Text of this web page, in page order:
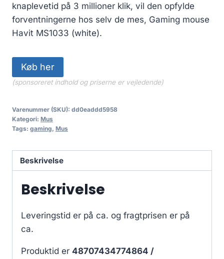
knaplevetid på 3 millioner klik, vil den opfylde
forventningerne hos selv de mes, Gaming mouse
Havit MS1033 (white).
Køb her
(sponsoreret indhold og priserne er vejledende)
Varenummer (SKU): dd0eaddd5958
Kategori: Mus
Tags: gaming, Mus
Beskrivelse
Beskrivelse
Leveringstid er på ca. og fragtprisen er på
ca.
Produktid er 48707434774864 /